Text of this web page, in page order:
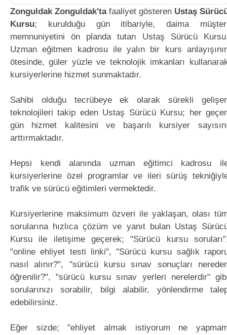
Zonguldak Zonguldak'tafaaliyet gösteren Ustaş
Kursu; kurulduğu gün itibariyle, daima
memnuniyetini ön planda tutan Ustaş Sürücü
Uzman eğitmen kadrosu ile yalın bir kurs
ötesinde, güler yüzle ve teknolojik imkanları
kursiyerlerine hizmet sunmaktadır.
Sahibi olduğu tecrübeye ek olarak sürekli
teknolojileri takip eden Ustaş Sürücü Kursu; her
gün hizmet kalitesini ve başarılı kursiyer
arttırmaktadır.
Hepsi kendi alanında uzman eğitimci kadrosu
kursiyerlerine özel programlar ve ileri sürüş
trafik ve sürücü eğitimleri vermektedir.
Kursiyerlerine maksimum özveri ile yaklaşan, olası
sorularına hızlıca çözüm ve yanıt bulan Ustaş
Kursu ile iletişime geçerek; "Sürücü kursu
"online ehliyet testi linki", "Sürücü kursu sağlık
nasıl alınır?", "sürücü kursu sınav sonuçları
öğrenilir?", "sürücü kursu sınav yerleri nerelerdir"
sorularınızı sorabilir, bilgi alabilir, yönlendirme
edebilirsiniz.
Eğer sizde; "ehliyet almak istiyorum ne